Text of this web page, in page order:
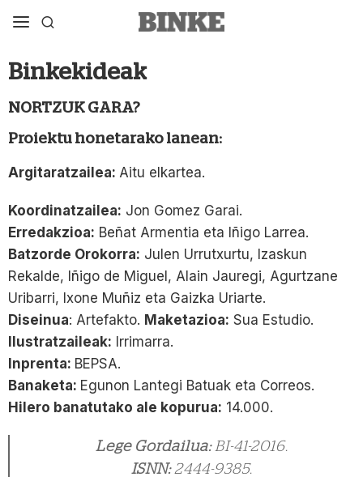
Binkekideak
NORTZUK GARA?
Proiektu honetarako lanean:
Argitaratzailea: Aitu elkartea.
Koordinatzailea: Jon Gomez Garai.
Erredakzioa: Beñat Armentia eta Iñigo Larrea.
Batzorde Orokorra: Julen Urrutxurtu, Izaskun
Rekalde, Iñigo de Miguel, Alain Jauregi, Agurtzane
Uribarri, Ixone Muñiz eta Gaizka Uriarte.
Diseinua: Artefakto. Maketazioa: Sua Estudio.
Ilustratzaileak: Irrimarra.
Inprenta: BEPSA.
Banaketa: Egunon Lantegi Batuak eta Correos.
Hilero banatutako ale kopurua: 14.000.
Lege Gordailua: BI-41-2016.
ISNN: 2444-9385.